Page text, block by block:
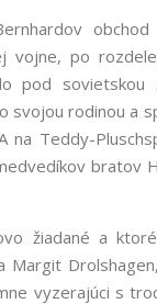
po
pod sovietskou
svojou rodinou a
Teddy-
bratov
žiadané a
vyzerajúci s